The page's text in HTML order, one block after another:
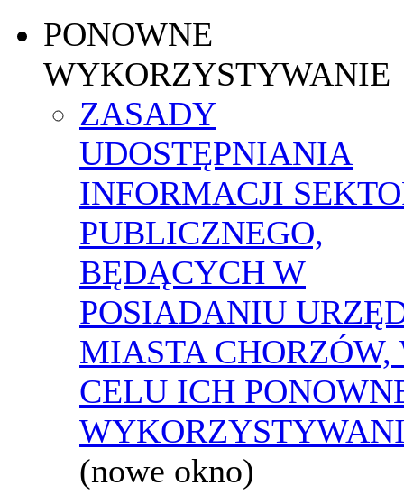
PONOWNE
WYKORZYSTYWANIE
ZASADY
UDOSTĘPNIANIA
INFORMACJI
PUBLICZNEGO,
BĘDĄCYCH W
POSIADANIU
MIASTA CHORZÓW,
CELU ICH
(nowe okno)